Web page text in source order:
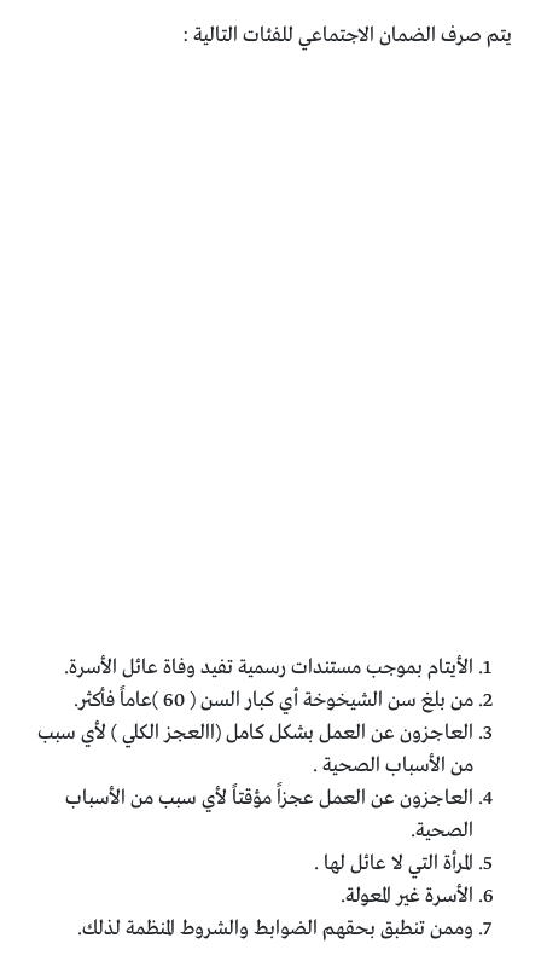
يتم صرف الضمان الاجتماعي للفئات التالية :
الأيتام بموجب مستندات رسمية تفيد وفاة عائل الأسرة.
من بلغ سن الشيخوخة أي كبار السن ( 60 )عاماً فأكثر.
العاجزون عن العمل بشكل كامل (االعجز الكلي ) لأي سبب
من الأسباب الصحية .
العاجزون عن العمل عجزاً مؤقتاً لأي سبب من الأسباب
الصحية.
المرأة التي لا عائل لها .
الأسرة غير المعولة.
وممن تنطبق بحقهم الضوابط والشروط المنظمة لذلك.